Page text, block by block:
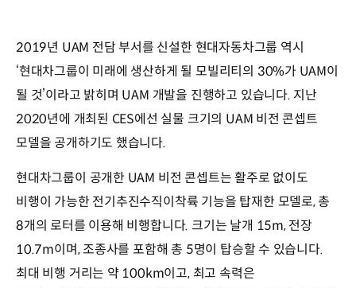
2019년 UAM 전담 부서를 신설한 현대자동차그룹 역시
‘현대차그룹이 미래에 생산하게 될 모빌리티의 30%가 UAM이
될 것’이라고 밝히며 UAM 개발을 진행하고 있습니다. 지난
2020년에 개최된 CES에선 실물 크기의 UAM 비전 콘셉트
모델을 공개하기도 했습니다.
현대차그룹이 공개한 UAM 비전 콘셉트는 활주로 없이도
비행이 가능한 전기추진수직이착륙 기능을 탑재한 모델로, 총
8개의 로터를 이용해 비행합니다. 크기는 날개 15m, 전장
10.7m이며, 조종사를 포함해 총 5명이 탑승할 수 있습니다.
최대 비행 거리는 약 100km이고, 최고 속력은